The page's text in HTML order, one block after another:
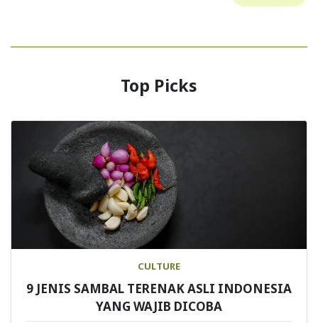
Top Picks
CULTURE
9 JENIS SAMBAL TERENAK ASLI INDONESIA
YANG WAJIB DICOBA